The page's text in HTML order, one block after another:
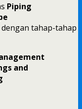
Piping
dengan tahap-tahap
and